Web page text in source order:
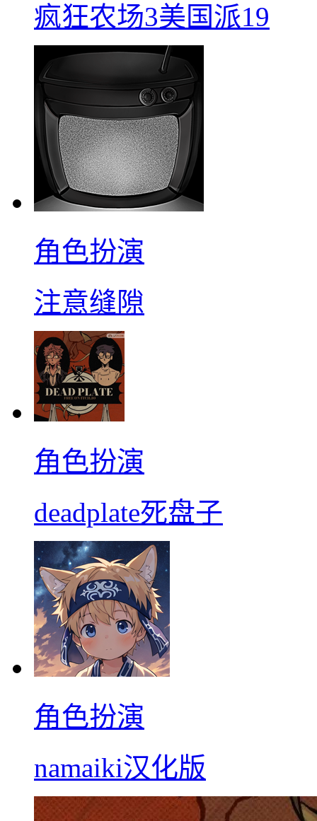
疯狂农场3美国派19
角色扮演
注意缝隙
角色扮演
deadplate死盘子
角色扮演
namaiki汉化版